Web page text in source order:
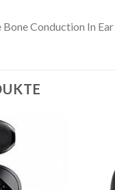
Conduction In